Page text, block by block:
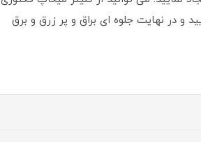
و در نهایت جلوه ای براق و پر زرق و برق